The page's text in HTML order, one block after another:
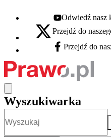
Youtube - otwiera się
Odwiedź nasz
X - otwiera się w nowej karcie
Przejdź do
Facebook - otwiera się
Przejdź do
Wyszukiwarka